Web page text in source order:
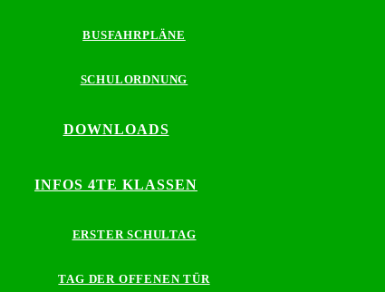
BUSFAHRPLÄNE
SCHULORDNUNG
DOWNLOADS
INFOS 4TE KLASSEN
ERSTER SCHULTAG
TAG DER OFFENEN TÜR